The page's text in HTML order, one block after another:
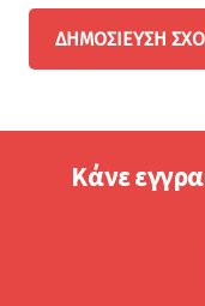
ΔΗΜΟΣΊΕΥΣΗ
Κάνε